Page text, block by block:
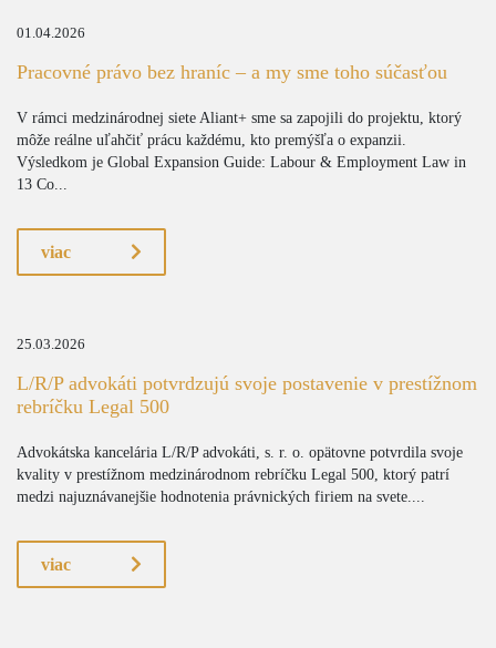
01.04.2026
Pracovné právo bez hraníc – a my sme toho súčasťou
V rámci medzinárodnej siete Aliant+ sme sa zapojili do projektu, ktorý
môže reálne uľahčiť prácu každému, kto premýšľa o expanzii.
Výsledkom je Global Expansion Guide: Labour & Employment Law in
13 Co...
viac
25.03.2026
L/R/P advokáti potvrdzujú svoje postavenie v prestížnom
rebríčku Legal 500
Advokátska kancelária L/R/P advokáti, s. r. o. opätovne potvrdila svoje
kvality v prestížnom medzinárodnom rebríčku Legal 500, ktorý patrí
medzi najuznávanejšie hodnotenia právnických firiem na svete....
viac